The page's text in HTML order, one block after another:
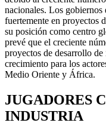
nacionales. Los
fuertemente en proyectos
su posición como centro
prevé que el creciente
proyectos de desarrollo
crecimiento para los
Medio Oriente y África.
JUGADORES
INDUSTRIA